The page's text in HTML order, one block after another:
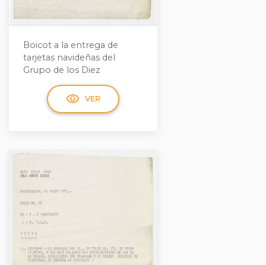
Boicot a la entrega de
tarjetas navideñas del
Grupo de los Diez
visibility VER